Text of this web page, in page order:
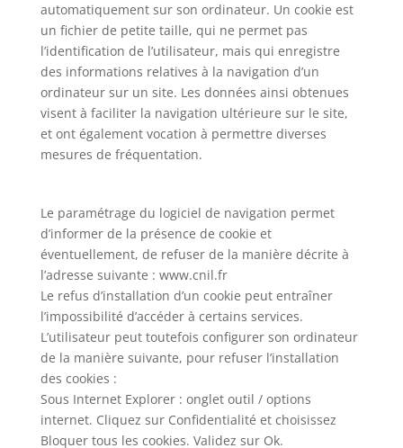
automatiquement sur son ordinateur. Un cookie est
un fichier de petite taille, qui ne permet pas
l’identification de l’utilisateur, mais qui enregistre
des informations relatives à la navigation d’un
ordinateur sur un site. Les données ainsi obtenues
visent à faciliter la navigation ultérieure sur le site,
et ont également vocation à permettre diverses
mesures de fréquentation.
Le paramétrage du logiciel de navigation permet
d’informer de la présence de cookie et
éventuellement, de refuser de la manière décrite à
l’adresse suivante : www.cnil.fr
Le refus d’installation d’un cookie peut entraîner
l’impossibilité d’accéder à certains services.
L’utilisateur peut toutefois configurer son ordinateur
de la manière suivante, pour refuser l’installation
des cookies :
Sous Internet Explorer : onglet outil / options
internet. Cliquez sur Confidentialité et choisissez
Bloquer tous les cookies. Validez sur Ok.